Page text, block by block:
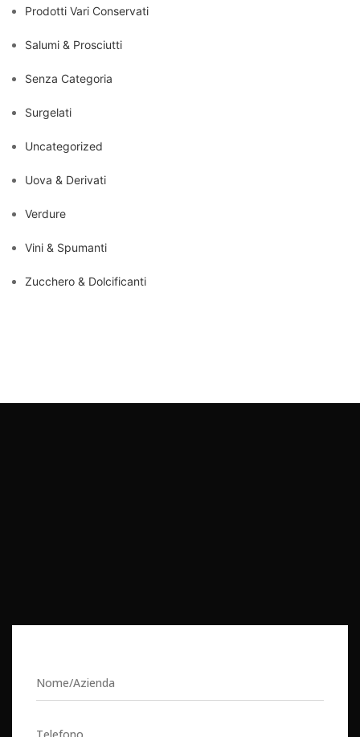
Prodotti Vari Conservati
Salumi & Prosciutti
Senza Categoria
Surgelati
Uncategorized
Uova & Derivati
Verdure
Vini & Spumanti
Zucchero & Dolcificanti